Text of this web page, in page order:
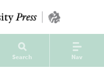
Search Nav